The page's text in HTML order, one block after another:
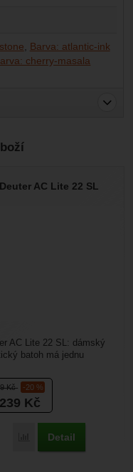
Barva: atlantic-ink
cherry-masala
recenze.
Deuter AC Lite 22 SL
Kč -20 %
Kč
Porovnat
Detail
AC Lite 22 SL: dámský
batoh má jednu
Boční síťované...